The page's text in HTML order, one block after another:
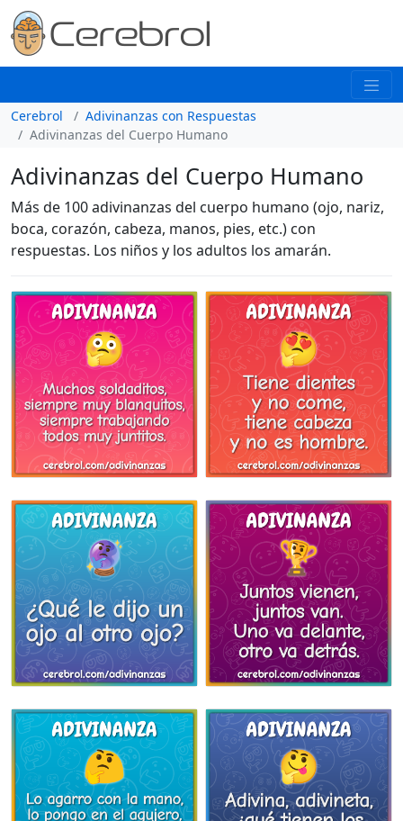
Cerebrol
Adivinanzas con Respuestas
Adivinanzas del Cuerpo Humano
Adivinanzas del Cuerpo Humano
Más de 100 adivinanzas del cuerpo humano (ojo, nariz,
boca, corazón, cabeza, manos, pies, etc.) con
respuestas. Los niños y los adultos los amarán.